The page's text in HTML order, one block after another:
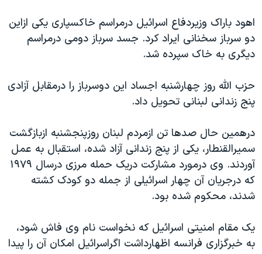
حقوق شهروندی
اقتصادی
اسرائیل در جنگ
گالری عکس
آرشیو پخش زنده
انتخابات ریاست جمهوری آمریکا ۲۰۲۴
حمله جمهوری اسلامی به اسرائیل
ورزش زنان در ایران
اعتراضات زن، زندگی، آزادی
مجموعه مستندهای دادخواهی
تریبونال مردمی آبان ۹۸
دادگاه حمید نوری
چهل سال گروگان‌گیری
اعتراضات مردمی آبان ۹۸
زبانهای مختلف
اهود باراک وزیردفاع اسرائیل درمراسم خاکسپاری یکی ازاین
دو سرباز سخنانی ایراد کرد. جسد سرباز دومی درمراسم
دیگری به خاک سپرده شد.
حزب الله روز چهارشنبه اجساد این دوسرباز را درمقابل آزادی
پنج زندانی لبنانی تحویل داد.
درهمین حال صدها تن ازمردم لبنان روزپنجشنبه ازبازگشت
سمیرالقنطار، یکی از پنج زندانی آزاد شده، استقبال به عمل
آوردند. وی درمورد مشارکت دریک حمله مرزی درسال ۱۹۷٩
که درجریان آن چهار اسرائیلی از جمله دو کودک کشته
شدند، محکوم شده بود.
یک مقام امنیتی اسرائیل که نخواست نام وی فاش شود،
به خبرگزاری فرانسه اظهارداشت اگراسرائیل امکان آن را پیدا